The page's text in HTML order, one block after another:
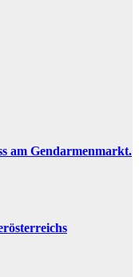
am Gendarmenmarkt.